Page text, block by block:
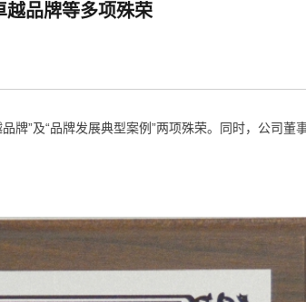
越品牌等多项殊荣
”及“品牌发展典型案例”两项殊荣。同时，公司董